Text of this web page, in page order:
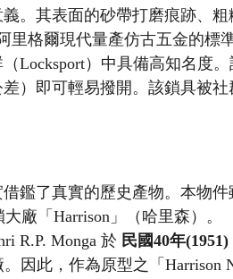
。其表面的砂帶打磨痕跡、粗
格爾現代量產仿古五金的標準
Locksport）中具備高知名度
）即可輕易撥開。該鎖具被社
鑑了真實的歷史產物。本物件
廠「Harrison」（哈里森）。
R.P. Monga 於 民國40年(1951)
因此，作為原型之「Harrison